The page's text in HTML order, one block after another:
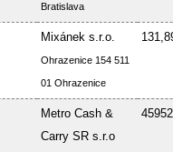
Bratislava
Mixánek s.r.o.
Ohrazenice 154 511
01 Ohrazenice
Metro Cash &
Carry SR s.r.o